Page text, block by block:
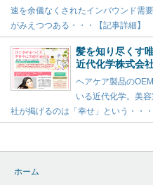
速を余儀なくされたインバウンド需
がみえつつある・・・【記事詳細】
髪を知り尽くす
近代化学株式会
ヘアケア製品の
いる近代化学。美
社が掲げるのは「幸せ」という・・・
ホーム